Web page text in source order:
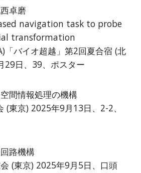
卓磨
navigation task to probe
transformation
「バイオ超越」第2回夏合宿 (北
29日、39、ポスター
間情報処理の機構
(東京) 2025年9月13日、2-2、
路機構
(東京) 2025年9月5日、口頭